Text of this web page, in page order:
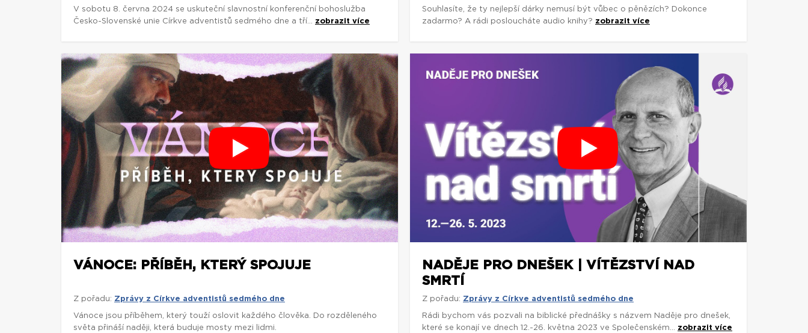
V sobotu 8. června 2024 se uskuteční slavnostní konferenční bohoslužba
Česko-Slovenské unie Církve adventistů sedmého dne a tří... zobrazit více
Souhlasíte, že ty nejlepší dárky nemusí být vůbec o pěnězích? Dokonce
zadarmo? A rádi posloucháte audio knihy? zobrazit více
VÁNOCE: PŘÍBĚH, KTERÝ SPOJUJE
Z pořadu: Zprávy z Církve adventistů sedmého dne
Vánoce jsou příběhem, který touží oslovit každého člověka. Do rozděleného
světa přináší naději, která buduje mosty mezi lidmi.
NADĚJE PRO DNEŠEK | VÍTĚZSTVÍ NAD
SMRTÍ
Z pořadu: Zprávy z Církve adventistů sedmého dne
Rádi bychom vás pozvali na biblické přednášky s názvem Naděje pro dnešek,
které se konají ve dnech 12.-26. května 2023 ve Společenském... zobrazit více